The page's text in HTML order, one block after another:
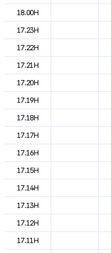
18.00H
17.23H
17.22H
17.21H
17.20H
17.19H
17.18H
17.17H
17.16H
17.15H
17.14H
17.13H
17.12H
17.11H